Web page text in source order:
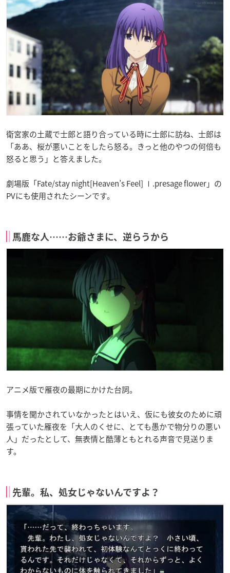
衛宮家の土蔵で士郎と語り合っている時に士郎に訪ね、士郎は
「ああ、桜が悪いことをしたら怒る。きっと他のやつの何倍も
怒ると思う」と答えました。
劇場版「Fate/stay night[Heaven’s Feel] Ⅰ.presage flower」の
PVにも使用されたシーンです。
馬鹿な人……お爺さまに、逆らうから
アニメ版で雁夜の最期にかけた台詞。
事情を聞かされていなかったとはいえ、仮にも彼女のために頑
張っていた雁夜を「大人のくせに、とても愚かで物分りの悪い
人」だったとして、無表情と酷薄ともとれる声音で見送りま
す。
先輩。私、処女じゃないんですよ？